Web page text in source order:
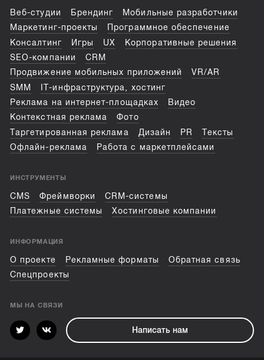
Веб-студии Брендинг
Мобильные разработчики
Маркетинг-проекты
Программное обеспечение
Консалтинг
Игры UX
Корпоративные решения
SEO-компании
CRM
Продвижение мобильных приложений
VR/AR
SMM
IT-инфраструктура, хостинг
Реклама на интернет-площадках
Видео
Контекстная реклама
Фото
Таргетированная реклама
Дизайн PR
Тексты
Офлайн-реклама
Работа с маркетплейсами
ИНСТРУМЕНТЫ
CMS Фреймворки
CRM-системы
Платежные системы
Хостинговые компании
ИНФОРМАЦИЯ
О проекте Рекламные форматы
Обратная связь
Спецпроекты
МЫ НА СВЯЗИ
Написать нам